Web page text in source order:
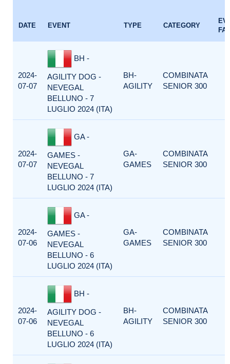
DATE EVENT TYPE CATEGORY
2024-
07-07
BH -
AGILITY DOG -
NEVEGAL
BELLUNO - 7
LUGLIO 2024 (ITA)
BH-
AGILITY
COMBINATA
SENIOR 300
2024-
07-07
GA -
GAMES -
NEVEGAL
BELLUNO - 7
LUGLIO 2024 (ITA)
GA-
GAMES
COMBINATA
SENIOR 300
2024-
07-06
GA -
GAMES -
NEVEGAL
BELLUNO - 6
LUGLIO 2024 (ITA)
GA-
GAMES
COMBINATA
SENIOR 300
2024-
07-06
BH -
AGILITY DOG -
NEVEGAL
BELLUNO - 6
LUGLIO 2024 (ITA)
BH-
AGILITY
COMBINATA
SENIOR 300